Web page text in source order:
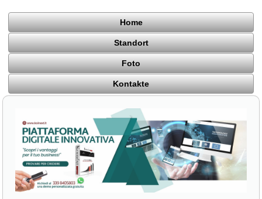
Home
Standort
Foto
Kontakte